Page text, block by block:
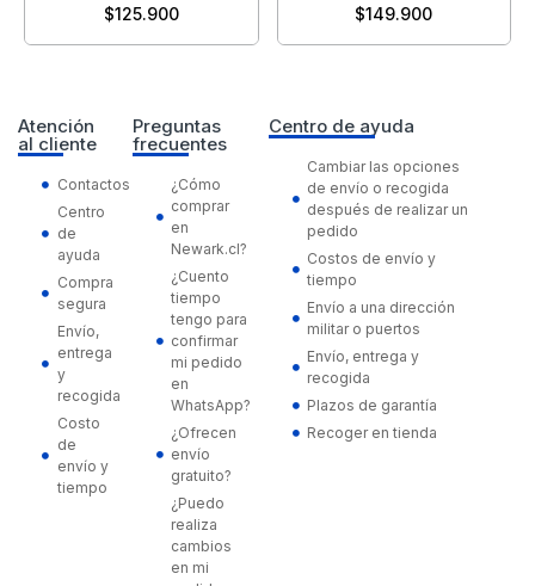
$125.900 $149.900
Atención
al cliente
Contactos
Centro
de
ayuda
Compra
segura
Envío,
entrega
y
recogida
Costo
de
envío y
tiempo
Preguntas
frecuentes
¿Cómo
comprar
en
Newark.cl?
¿Cuento
tiempo
tengo para
confirmar
mi pedido
en
WhatsApp?
¿Ofrecen
envío
gratuito?
¿Puedo
realiza
cambios
en mi
Centro de ayuda
Cambiar las opciones
de envío o recogida
después de realizar un
pedido
Costos de envío y
tiempo
Envío a una dirección
militar o puertos
Envío, entrega y
recogida
Plazos de garantía
Recoger en tienda